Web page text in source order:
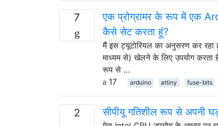
7
एक प्रोग्रामर के रूप में एक
कैसे सेट करता हूं?
मैं इस ट्यूटोरियल का अनुसरण कर
माध्यम से) खेलने के लिए उपयोग करता
रूप से …
17
arduino attiny fuse-bits
2 सीपीयू गतिशील रूप से अपनी